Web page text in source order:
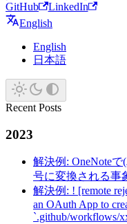
GitHub
LinkedIn
English
English
日本語
Recent Posts
2023
解決例: OneNote
号に変換される事
解決例: ! [remote
an OAuth App to
`.github/workflows/